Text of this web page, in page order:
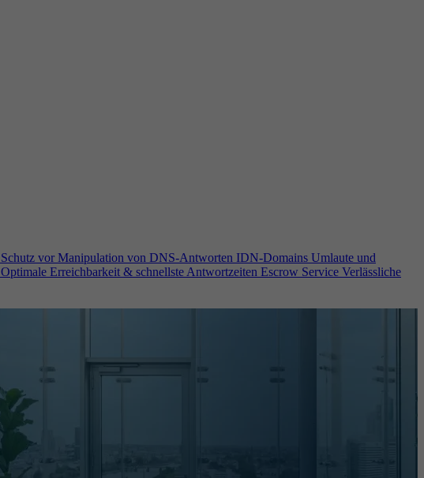
Schutz vor Manipulation von DNS-Antworten IDN-Domains Umlaute und
Optimale Erreichbarkeit & schnellste Antwortzeiten Escrow Service Verlässliche